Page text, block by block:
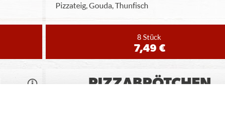
Pizzateig, Gouda, Thunfisch
8 Stück
7,49 €
PIZZABRÖTCHEN